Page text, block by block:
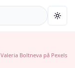
Valeria Boltneva på Pexels